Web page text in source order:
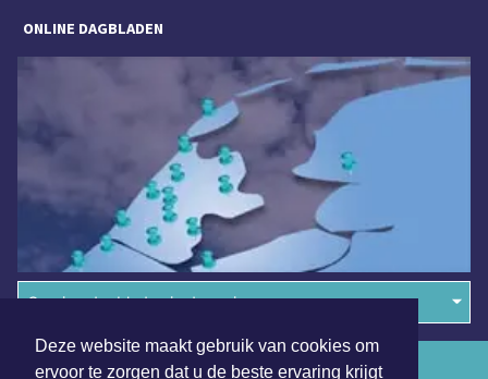
Deze website maakt gebruik van cookies om
ervoor te zorgen dat u de beste ervaring krijgt
ONLINE DAGBLADEN
Overige dagbladen in de regio
Algemene voorwaarden